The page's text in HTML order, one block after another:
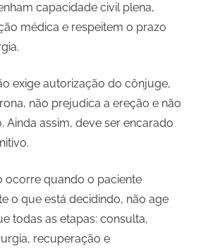
capacidade civil plena,
médica e respeitem o prazo
exige autorização do cônjuge,
não prejudica a ereção e não
Ainda assim, deve ser encarado
ocorre quando o paciente
o que está decidindo, não age
todas as etapas: consulta,
recuperação e